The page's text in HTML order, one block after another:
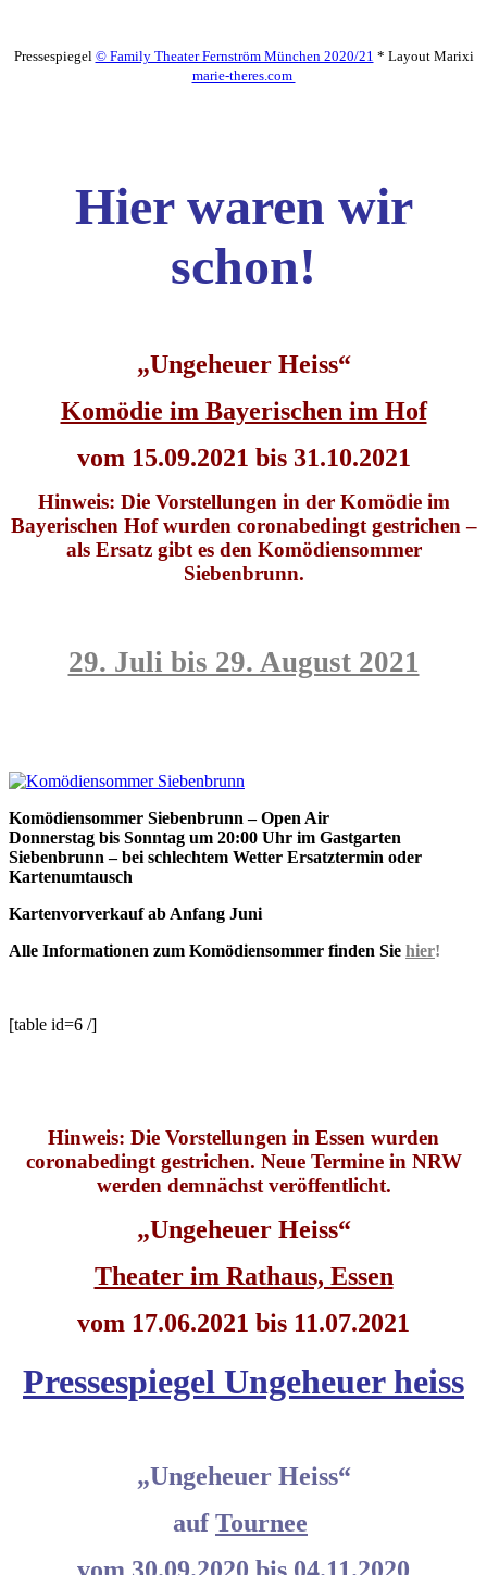
Pressespiegel © Family Theater Fernström München 2020/21 * Layout Marixi
marie-theres.com
Hier waren wir
schon!
„Ungeheuer Heiss“
Komödie im Bayerischen im Hof
vom 15.09.2021 bis 31.10.2021
Hinweis: Die Vorstellungen in der Komödie im
Bayerischen Hof wurden coronabedingt gestrichen –
als Ersatz gibt es den Komödiensommer
Siebenbrunn.
29. Juli bis 29. August 2021
Komödiensommer Siebenbrunn – Open Air
Donnerstag bis Sonntag um 20:00 Uhr im Gastgarten
Siebenbrunn – bei schlechtem Wetter Ersatztermin oder
Kartenumtausch
Kartenvorverkauf ab Anfang Juni
Alle Informationen zum Komödiensommer finden Sie hier!
[table id=6 /]
Hinweis: Die Vorstellungen in Essen wurden
coronabedingt gestrichen. Neue Termine in NRW
werden demnächst veröffentlicht.
„Ungeheuer Heiss“
Theater im Rathaus, Essen
vom 17.06.2021 bis 11.07.2021
Pressespiegel Ungeheuer heiss
„Ungeheuer Heiss“
aufTournee
vom 30.09.2020 bis 04.11.2020